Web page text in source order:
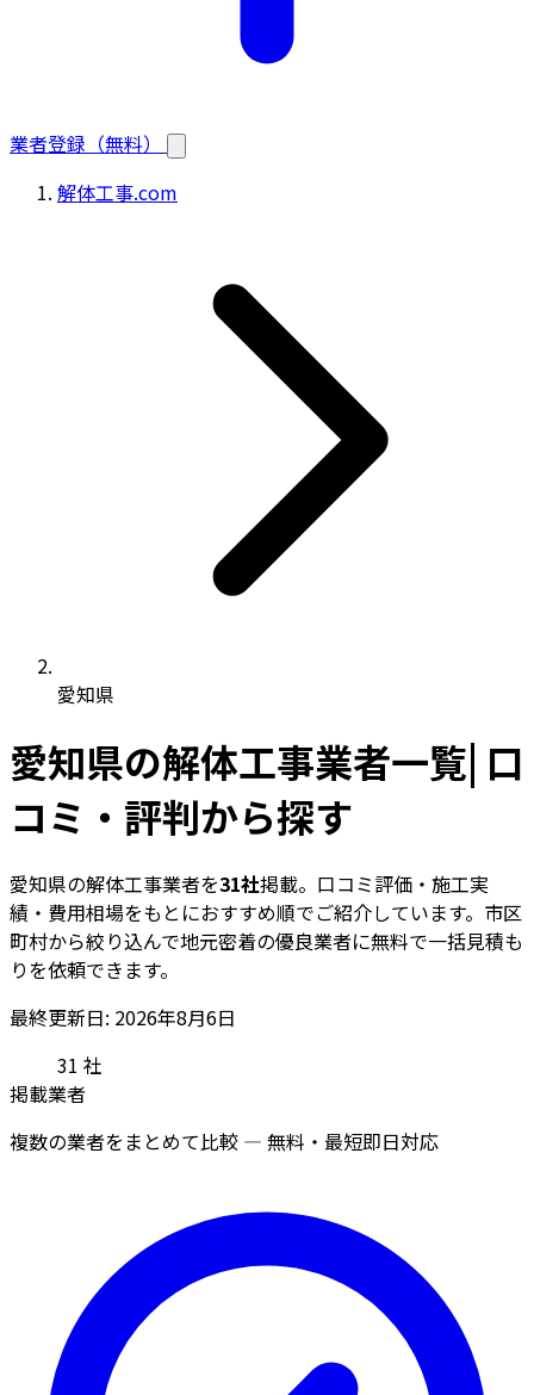
業者登録（無料）
解体工事.com
愛知県
愛知県の解体工事業者一覧| 口
コミ・評判から探す
愛知県の解体工事業者を31社掲載。口コミ評価・施工実
績・費用相場をもとにおすすめ順でご紹介しています。市区
町村から絞り込んで地元密着の優良業者に無料で一括見積も
りを依頼できます。
最終更新日: 2026年8月6日
31 社
掲載業者
複数の業者をまとめて比較 — 無料・最短即日対応